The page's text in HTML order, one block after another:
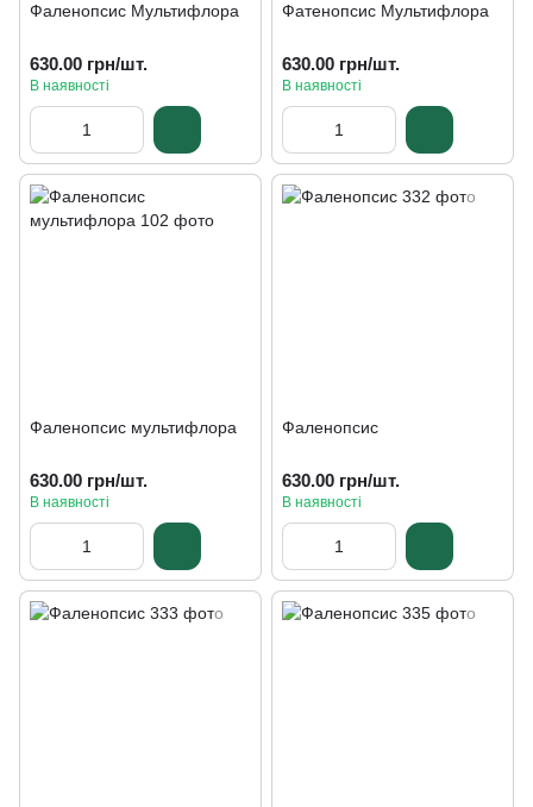
Фаленопсис Мультифлора
630.00 грн/шт.
В наявності
Фатенопсис Мультифлора
630.00 грн/шт.
В наявності
Фаленопсис мультифлора
630.00 грн/шт.
В наявності
Фаленопсис
630.00 грн/шт.
В наявності